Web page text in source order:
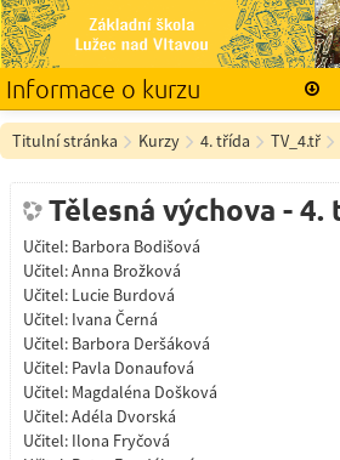
Informace o kurzu
Čeština ‎(cs)‎
Titulní stránka Kurzy 4. třída TV_4.tř
Tělesná výchova - 4.
Učitel: Barbora Bodišová
Učitel:Anna Brožková
Učitel: Lucie Burdová
Učitel: Ivana Černá
Učitel: Barbora Deršáková
Učitel: Pavla Donaufová
Učitel: Magdaléna Došková
Učitel:Adéla Dvorská
Učitel: Ilona Fryčová